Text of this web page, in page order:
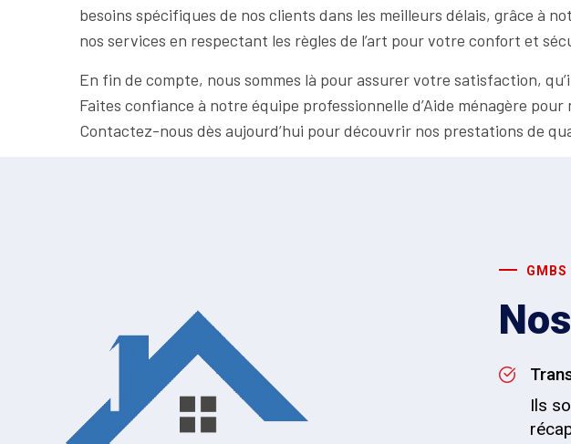
besoins spécifiques de nos clients dans les meilleurs délais, grâce à
nos services en respectant les règles de l’art pour votre confort et
En fin de compte, nous sommes là pour assurer votre satisfaction,
Faites confiance à notre équipe professionnelle d’Aide ménagère
Contactez-nous dès aujourd’hui pour découvrir nos prestations de
GMBS
Ils